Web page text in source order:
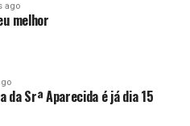
ago
melhor
Srª Aparecida é já dia 15